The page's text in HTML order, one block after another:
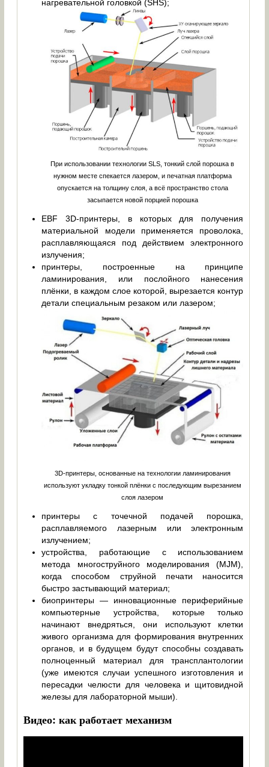
нагревательной головкой (SHS);
При использовании технологии SLS, тонкий слой порошка в
нужном месте спекается лазером, и печатная платформа
опускается на толщину слоя, а всё пространство стола
засыпается новой порцией порошка
EBF 3D-принтеры, в которых для получения
материальной модели применяется проволока,
расплавляющаяся под действием электронного
излучения;
принтеры, построенные на принципе
ламинирования, или послойного нанесения
плёнки, в каждом слое которой, вырезается контур
детали специальным резаком или лазером;
3D-принтеры, основанные на технологии ламинирования
используют укладку тонкой плёнки с последующим вырезанием
слоя лазером
принтеры с точечной подачей порошка,
расплавляемого лазерным или электронным
излучением;
устройства, работающие с использованием
метода многоструйного моделирования (MJM),
когда способом струйной печати наносится
быстро застывающий материал;
биопринтеры — инновационные периферийные
компьютерные устройства, которые только
начинают внедряться, они используют клетки
живого организма для формирования внутренних
органов, и в будущем будут способны создавать
полноценный материал для трансплантологии
(уже имеются случаи успешного изготовления и
пересадки челюсти для человека и щитовидной
железы для лабораторной мыши).
Видео: как работает механизм